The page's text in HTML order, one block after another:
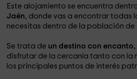
Este alojamiento se encuentra
Jaén, donde vas a encontrar todas
necesitas dentro de la población de
Se trata de un destino con encanto,
disfrutar de la cercanía tanto con la
los principales puntos de interés